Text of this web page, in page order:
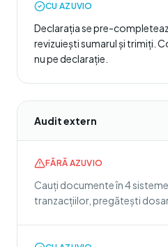
CU AZUVIO
Declarația se pre-
revizuiești sumarul și trimiți.
nu pe declarație.
Audit extern
FĂRĂ AZUVIO
Cauți documente în 4
tranzacțiilor, pregătești